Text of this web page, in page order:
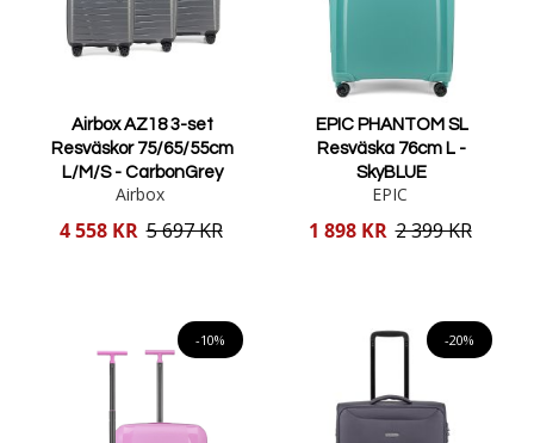
Airbox AZ18 3-set
Resväskor 75/65/55cm
L/M/S - CarbonGrey
Airbox
Reducerat
4 558 KR 5 697 KR
EPIC PHANTOM SL
Resväska 76cm L -
SkyBLUE
EPIC
Reducerat
1 898 KR 2 399 KR
-10% -20%